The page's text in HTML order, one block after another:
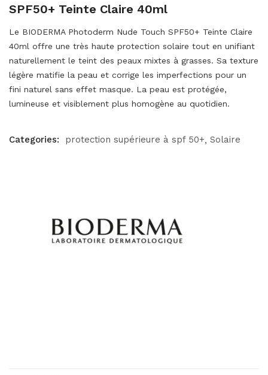
SPF50+ Teinte Claire 40ml
Le BIODERMA Photoderm Nude Touch SPF50+ Teinte Claire
40ml offre une très haute protection solaire tout en unifiant
naturellement le teint des peaux mixtes à grasses. Sa texture
légère matifie la peau et corrige les imperfections pour un
fini naturel sans effet masque. La peau est protégée,
lumineuse et visiblement plus homogène au quotidien.
Categories: protection supérieure à spf 50+ Solaire